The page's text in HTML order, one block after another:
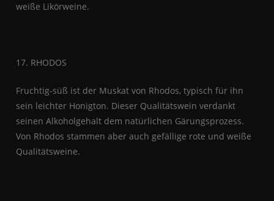
weiße Likörweine.
17. RHODOS
Fruchtig-süß ist der Muskat von Rhodos, typisch für ihn
sein leichter Honigton. Dieser Qualitätswein verdankt
seinen Alkoholgehalt dem natürlichen Gärungsprozess.
Von Rhodos stammen aber auch gefällige rote und weiße
Qualitätsweine.